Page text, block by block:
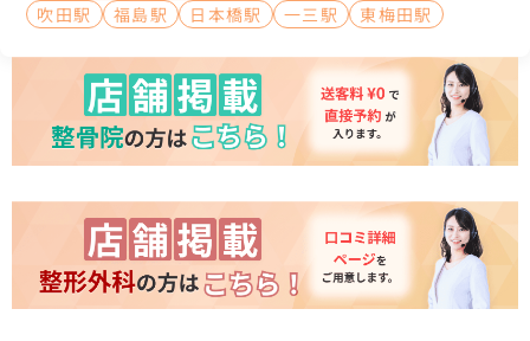
吹田駅
福島駅 日本橋駅 一三駅 東梅田駅